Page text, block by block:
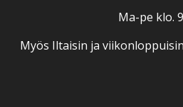
Ma-pe klo.
Myös Iltaisin ja